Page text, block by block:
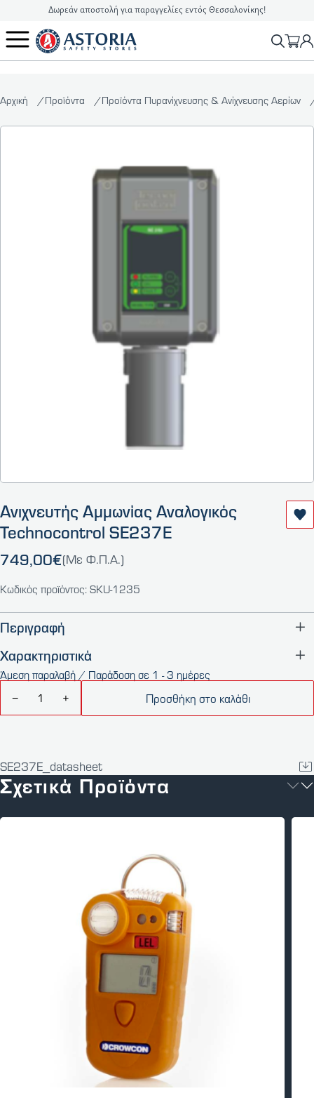
Δωρεάν αποστολή για παραγγελίες εντός Θεσσαλονίκης!
2310 90 16 16 info@astoriasafetystores.gr
Αρχική Προϊόντα Προϊόντα Πυρανίχνευσης & Ανίχνευσης Αερίων
Ανιχνευτής Αμμωνίας Αναλογικός
Technocontrol SE237E
749,00€(Με Φ.Π.Α.)
Κωδικός προϊόντος: SKU-1235
Περιγραφή
Χαρακτηριστικά
Άμεση παραλαβή / Παράδοση σε 1 - 3 ημέρες
−
+ Προσθήκη στο καλάθι
SE237E_datasheet
Σχετικά Προϊόντα